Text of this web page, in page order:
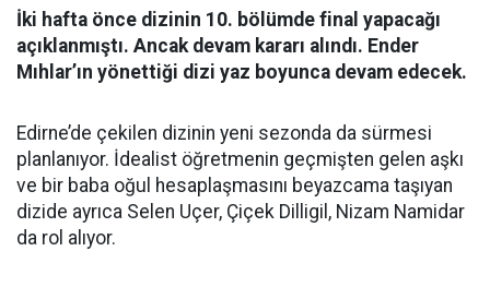
İki hafta önce dizinin 10. bölümde final yapacağı
açıklanmıştı. Ancak devam kararı alındı. Ender
Mıhlar’ın yönettiği dizi yaz boyunca devam edecek.
Edirne’de çekilen dizinin yeni sezonda da sürmesi
planlanıyor. İdealist öğretmenin geçmişten gelen aşkı
ve bir baba oğul hesaplaşmasını beyazcama taşıyan
dizide ayrıca Selen Uçer, Çiçek Dilligil, Nizam Namidar
da rol alıyor.